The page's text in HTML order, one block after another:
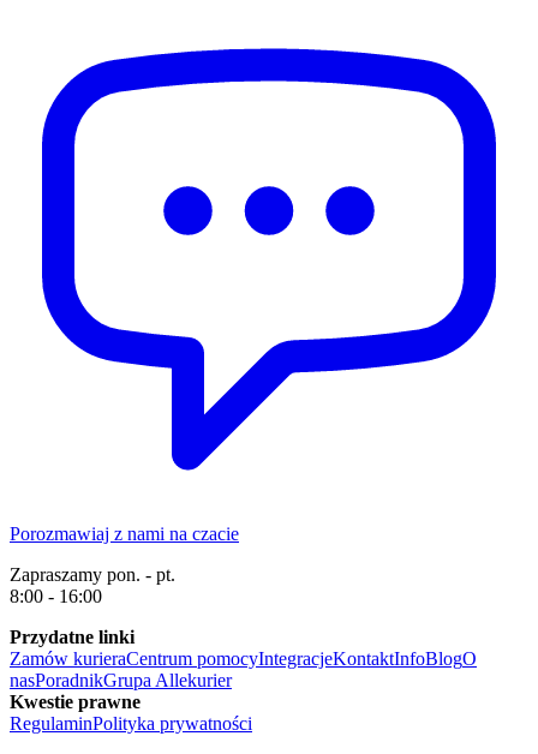
Porozmawiaj z nami na czacie
Zapraszamy pon. - pt.
8:00 - 16:00
Przydatne linki
Zamów kurieraCentrum pomocyIntegracjeKontaktInfoBlogO
nasPoradnikGrupa Allekurier
Kwestie prawne
RegulaminPolityka prywatności